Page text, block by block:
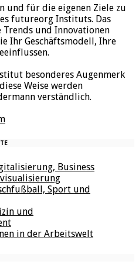
und für die eigenen Ziele zu
futureorg Instituts. Das
und Innovationen
Ihr Geschäftsmodell, Ihre
besonderes Augenmerk
Weise werden
verständlich.
Business
Sport und
und
in der Arbeitswelt